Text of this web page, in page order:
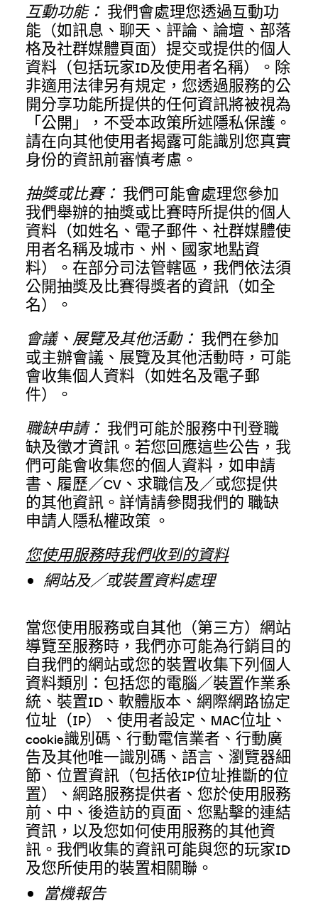
互動功能： 我們會處理您透過互動功
能（如訊息、聊天、評論、論壇、部落
格及社群媒體頁面）提交或提供的個人
資料（包括玩家ID及使用者名稱）。除
非適用法律另有規定，您透過服務的公
開分享功能所提供的任何資訊將被視為
「公開」，不受本政策所述隱私保護。
請在向其他使用者揭露可能識別您真實
身份的資訊前審慎考慮。
抽獎或比賽： 我們可能會處理您參加
我們舉辦的抽獎或比賽時所提供的個人
資料（如姓名、電子郵件、社群媒體使
用者名稱及城市、州、國家地點資
料）。在部分司法管轄區，我們依法須
公開抽獎及比賽得獎者的資訊（如全
名）。
會議、展覽及其他活動： 我們在參加
或主辦會議、展覽及其他活動時，可能
會收集個人資料（如姓名及電子郵
件）。
職缺申請： 我們可能於服務中刊登職
缺及徵才資訊。若您回應這些公告，我
們可能會收集您的個人資料，如申請
書、履歷／CV、求職信及／或您提供
的其他資訊。詳情請參閱我們的 職缺
申請人隱私權政策 。
您使用服務時我們收到的資料
網站及／或裝置資料處理
當您使用服務或自其他（第三方）網站
導覽至服務時，我們亦可能為行銷目的
自我們的網站或您的裝置收集下列個人
資料類別：包括您的電腦／裝置作業系
統、裝置ID、軟體版本、網際網路協定
位址（IP）、使用者設定、MAC位址、
cookie識別碼、行動電信業者、行動廣
告及其他唯一識別碼、語言、瀏覽器細
節、位置資訊（包括依IP位址推斷的位
置）、網路服務提供者、您於使用服務
前、中、後造訪的頁面、您點擊的連結
資訊，以及您如何使用服務的其他資
訊。我們收集的資訊可能與您的玩家ID
及您所使用的裝置相關聯。
當機報告